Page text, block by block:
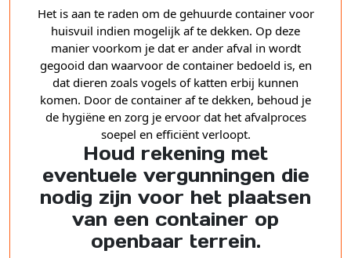
Het is aan te raden om de gehuurde container voor
huisvuil indien mogelijk af te dekken. Op deze
manier voorkom je dat er ander afval in wordt
gegooid dan waarvoor de container bedoeld is, en
dat dieren zoals vogels of katten erbij kunnen
komen. Door de container af te dekken, behoud je
de hygiëne en zorg je ervoor dat het afvalproces
soepel en efficiënt verloopt.
Houd rekening met
eventuele vergunningen die
nodig zijn voor het plaatsen
van een container op
openbaar terrein.